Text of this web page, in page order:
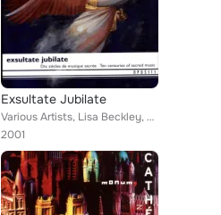
Exsultate Jubilate
Various Artists, Lisa Beckley, Oxford Camerata, Jeremy Summerly, Brigitte Lesne, Discantus, Rinaldo Alessandrini, Bertini Rossan...
2001